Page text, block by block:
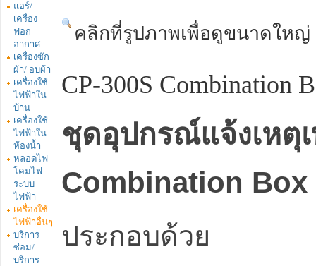
แอร์/
เครื่อง
ฟอก
อากาศ
เครื่องซัก
ผ้า/ อบผ้า
เครื่องใช้
ไฟฟ้าใน
บ้าน
เครื่องใช้
ไฟฟ้าใน
ห้องน้ำ
หลอดไฟ
โคมไฟ
ระบบ
ไฟฟ้า
เครื่องใช้
ไฟฟ้าอื่นๆ
บริการ
ซ่อม/
บริการ
คลิกที่รูปภาพเพื่อดูขนาดใหญ่
CP-300S Combination
ชุดอุปกรณ์แจ้งเหตุ
Combination Box
ประกอบด้วย